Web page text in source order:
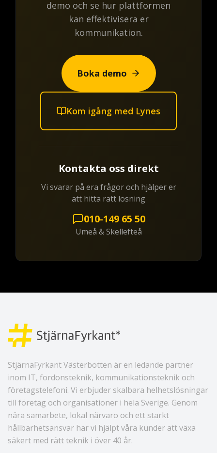
demo och se hur plattformen
kan effektivisera er
kommunikation.
Boka demo
Kom igång med Lynes
Kontakta oss direkt
Vi svarar på era frågor och hjälper er
att hitta rätt lösning
010-149 65 50
Umeå & Skellefteå
StjärnaFyrkant Västerbotten är en ledande partner
inom IT, fordonsteknik, kommunikationsteknik och
företagstelefoni. Vi erbjuder skalbara helhetslösningar
till företag och organisationer i hela Sverige. Genom
nära samarbete, lokal närvaro och ett starkt
hållbarhetsansvar har vi hjälpt våra kunder att växa
säkert med rätt teknik i över 40 år.